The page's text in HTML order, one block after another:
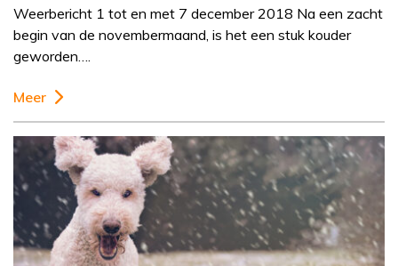
Weerbericht 1 tot en met 7 december 2018 Na een zacht
begin van de novembermaand, is het een stuk kouder
geworden….
Meer